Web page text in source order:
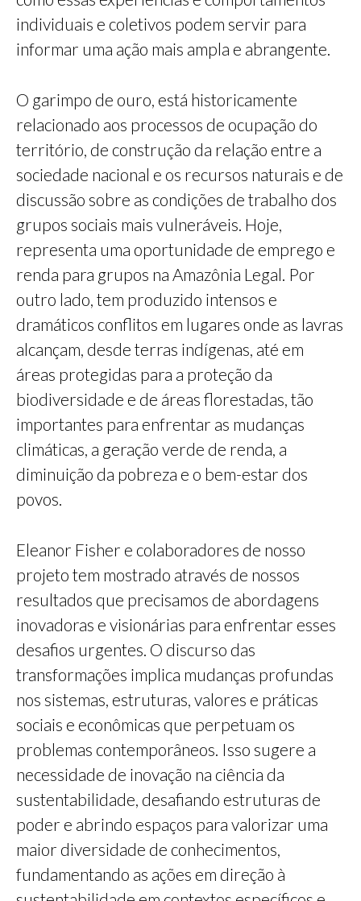
individuais e coletivos podem servir para
informar uma ação mais ampla e abrangente.
O garimpo de ouro, está historicamente
relacionado aos processos de ocupação do
território, de construção da relação entre a
sociedade nacional e os recursos naturais e de
discussão sobre as condições de trabalho dos
grupos sociais mais vulneráveis. Hoje,
representa uma oportunidade de emprego e
renda para grupos na Amazônia Legal. Por
outro lado, tem produzido intensos e
dramáticos conflitos em lugares onde as lavras
alcançam, desde terras indígenas, até em
áreas protegidas para a proteção da
biodiversidade e de áreas florestadas, tão
importantes para enfrentar as mudanças
climáticas, a geração verde de renda, a
diminuição da pobreza e o bem-estar dos
povos.
Eleanor Fisher e colaboradores de nosso
projeto tem mostrado através de nossos
resultados que precisamos de abordagens
inovadoras e visionárias para enfrentar esses
desafios urgentes. O discurso das
transformações implica mudanças profundas
nos sistemas, estruturas, valores e práticas
sociais e econômicas que perpetuam os
problemas contemporâneos. Isso sugere a
necessidade de inovação na ciência da
sustentabilidade, desafiando estruturas de
poder e abrindo espaços para valorizar uma
maior diversidade de conhecimentos,
fundamentando as ações em direção à